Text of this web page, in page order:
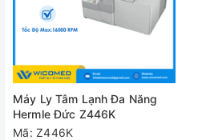
Máy Ly Tâm Lạnh Đa Năng
Hermle Đức Z446K
Mã: Z446K